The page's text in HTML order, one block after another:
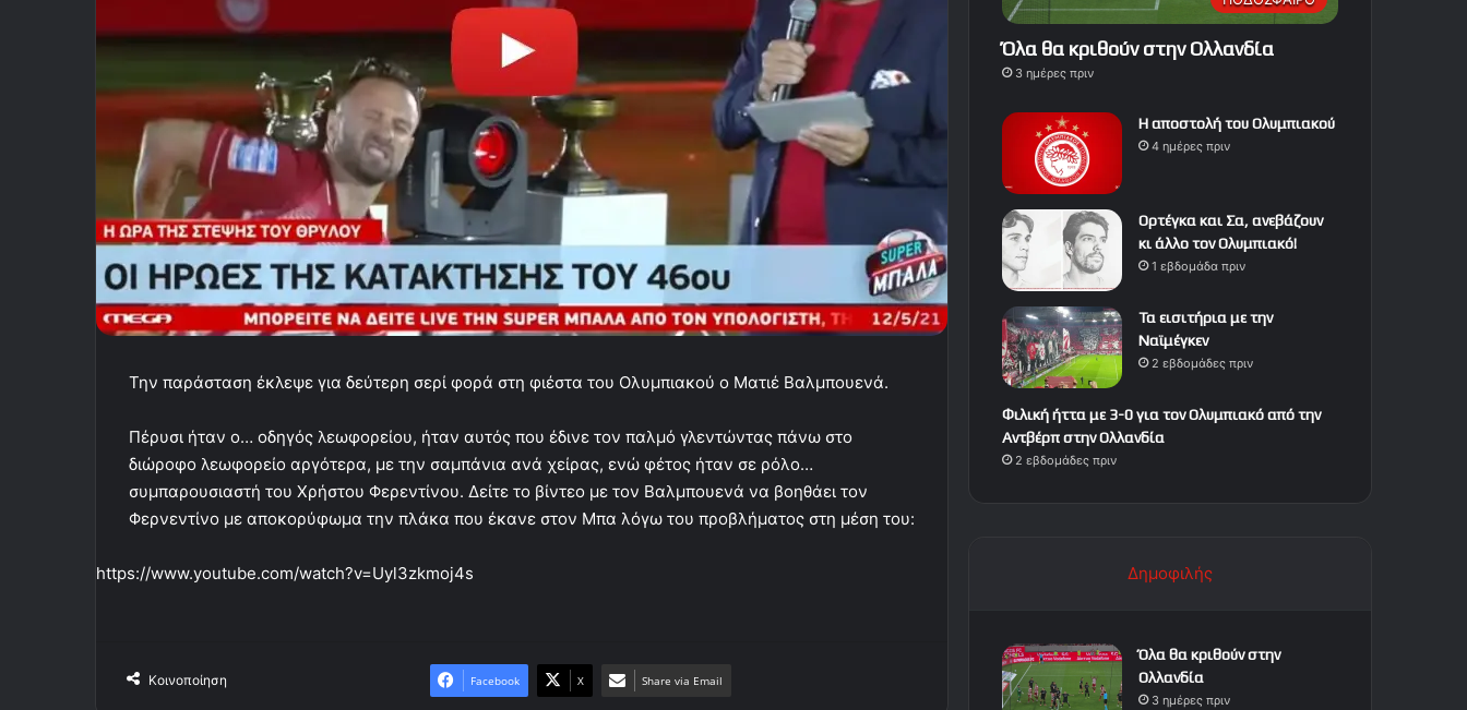
Την παράσταση έκλεψε για δεύτερη σερί φορά στη φιέστα του Ολυμπιακού ο Ματιέ Βαλμπουενά.
Πέρυσι ήταν ο… οδηγός λεωφορείου, ήταν αυτός που έδινε τον παλμό γλεντώντας πάνω στο
διώροφο λεωφορείο αργότερα, με την σαμπάνια ανά χείρας, ενώ φέτος ήταν σε ρόλο…
συμπαρουσιαστή του Χρήστου Φερεντίνου. Δείτε το βίντεο με τον Βαλμπουενά να βοηθάει τον
Φερνεντίνο με αποκορύφωμα την πλάκα που έκανε στον Μπα λόγω του προβλήματος στη μέση του:
https://www.youtube.com/watch?v=Uyl3zkmoj4s
Κοινοποίηση Facebook X Share via Email
Όλα θα κριθούν στην Ολλανδία
3 ημέρες πριν
Η αποστολή του Ολυμπιακού
4 ημέρες πριν
Ορτέγκα και Σα, ανεβάζουν
κι άλλο τον Ολυμπιακό!
1 εβδομάδα πριν
Τα εισιτήρια με την
Ναϊμέγκεν
2 εβδομάδες πριν
Φιλική ήττα με 3-0 για τον Ολυμπιακό από την
Αντβέρπ στην Ολλανδία
2 εβδομάδες πριν
Δημοφιλής
Όλα θα κριθούν στην
Ολλανδία
3 ημέρες πριν